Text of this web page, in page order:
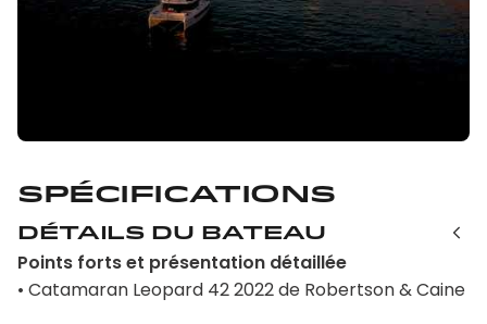
Spécifications
Détails du bateau
Points forts et présentation détaillée
• Catamaran Leopard 42 2022 de Robertson & Caine